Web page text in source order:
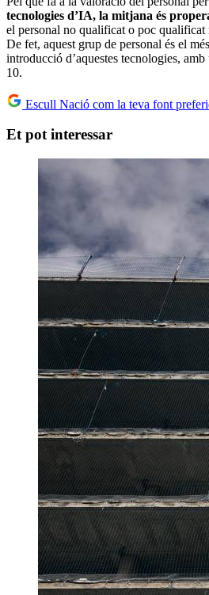
tecnologies d’IA, la mitjana és
el personal no qualificat o poc qualificat
De fet, aquest grup de personal és el
introducció d’aquestes tecnologies,
10.
Escull Nació com la teva font
Et pot interessar